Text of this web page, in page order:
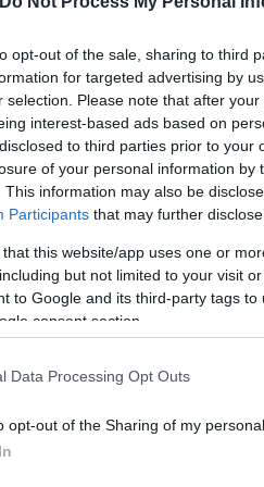
opt-out of the sale, sharing to third
for targeted advertising by
selection. Please note that after
interest-based ads based on
to third parties prior to
of your personal information by
This information may also be
Participants that may further
that this website/app uses one or
but not limited to your visit
to Google and its third-party tags
consent section.
Data Processing Opt Outs
opt-out of the Sharing of my personal
τη ρύθμιση του
κάνει ο λαός στις
του και στην
χρέους», όπως
Flash.grστην αναζήτηση
ο κ. Μητσοτάκης, θα το